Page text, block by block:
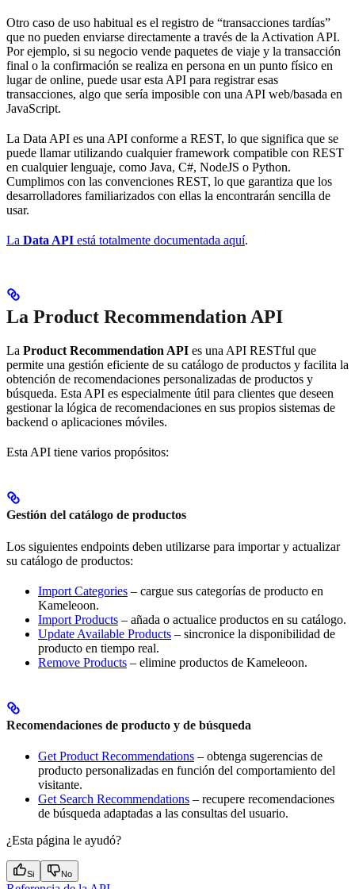
Otro caso de uso habitual es el registro de “transacciones tardías”
que no pueden enviarse directamente a través de la Activation API.
Por ejemplo, si su negocio vende paquetes de viaje y la transacción
final o la confirmación se realiza en persona en un punto físico en
lugar de online, puede usar esta API para registrar esas
transacciones, algo que sería imposible con una API web/basada en
JavaScript.
La Data API es una API conforme a REST, lo que significa que se
puede llamar utilizando cualquier framework compatible con REST
en cualquier lenguaje, como Java, C#, NodeJS o Python.
Cumplimos con las convenciones REST, lo que garantiza que los
desarrolladores familiarizados con ellas la encontrarán sencilla de
usar.
La Data API está totalmente documentada aquí.
La Product Recommendation API
La Product Recommendation API es una API RESTful que
permite una gestión eficiente de su catálogo de productos y facilita la
obtención de recomendaciones personalizadas de productos y
búsqueda. Esta API es especialmente útil para clientes que deseen
gestionar la lógica de recomendaciones en sus propios sistemas de
backend o aplicaciones móviles.
Esta API tiene varios propósitos:
Gestión del catálogo de productos
Los siguientes endpoints deben utilizarse para importar y actualizar
su catálogo de productos:
Import Categories – cargue sus categorías de producto en
Kameleoon.
Import Products – añada o actualice productos en su catálogo.
Update Available Products – sincronice la disponibilidad de
producto en tiempo real.
Remove Products – elimine productos de Kameleoon.
Recomendaciones de producto y de búsqueda
Get Product Recommendations – obtenga sugerencias de
producto personalizadas en función del comportamiento del
visitante.
Get Search Recommendations – recupere recomendaciones
de búsqueda adaptadas a las consultas del usuario.
¿Esta página le ayudó?
Si No